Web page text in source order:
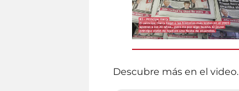
Descubre más en el video.